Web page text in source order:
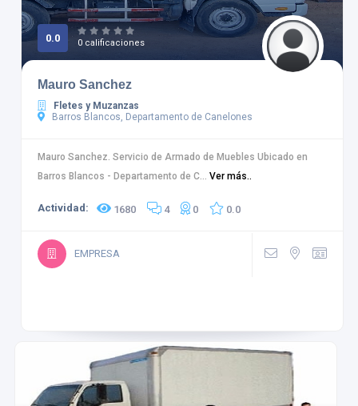
0.0 0 calificaciones
Mauro Sanchez
Fletes y Muzanzas
Barros Blancos, Departamento de Canelones
Mauro Sanchez. Servicio de Armado de Muebles Ubicado en
Barros Blancos - Departamento de C... Ver más..
Actividad: 1680 4 0 0.0
EMPRESA